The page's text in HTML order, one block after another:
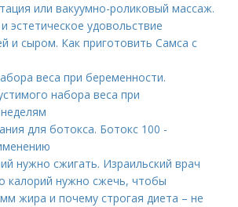
или вакуумно-роликовый массаж.
эстетическое удовольствие
и сыром. Как приготовить Самса с
веса при беременности.
набора веса при
для ботокса. Ботокс 100 -
нужно сжигать. Израильский врач
калорий нужно сжечь, чтобы
жира и почему строгая диета – не